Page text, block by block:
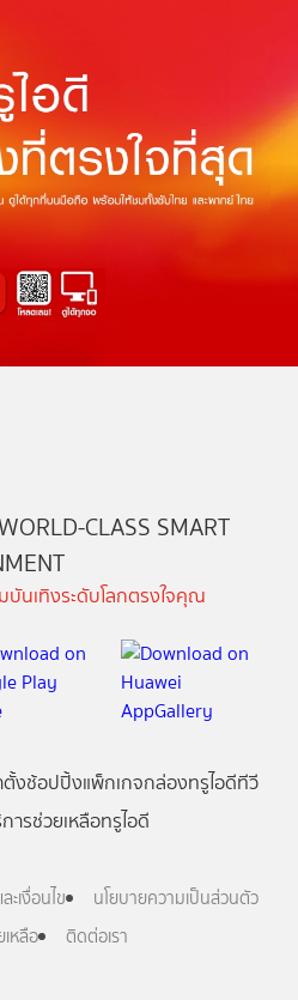
CLASS SMART
นเทิงระดับโลกตรงใจคุณ
งช้อปปิ้งแพ็กเกจกล่องทรูไอดีทีวี
ารช่วยเหลือทรูไอดี
เงื่อนไข
นโยบายความเป็นส่วนตัว
หลือ
ติดต่อเรา